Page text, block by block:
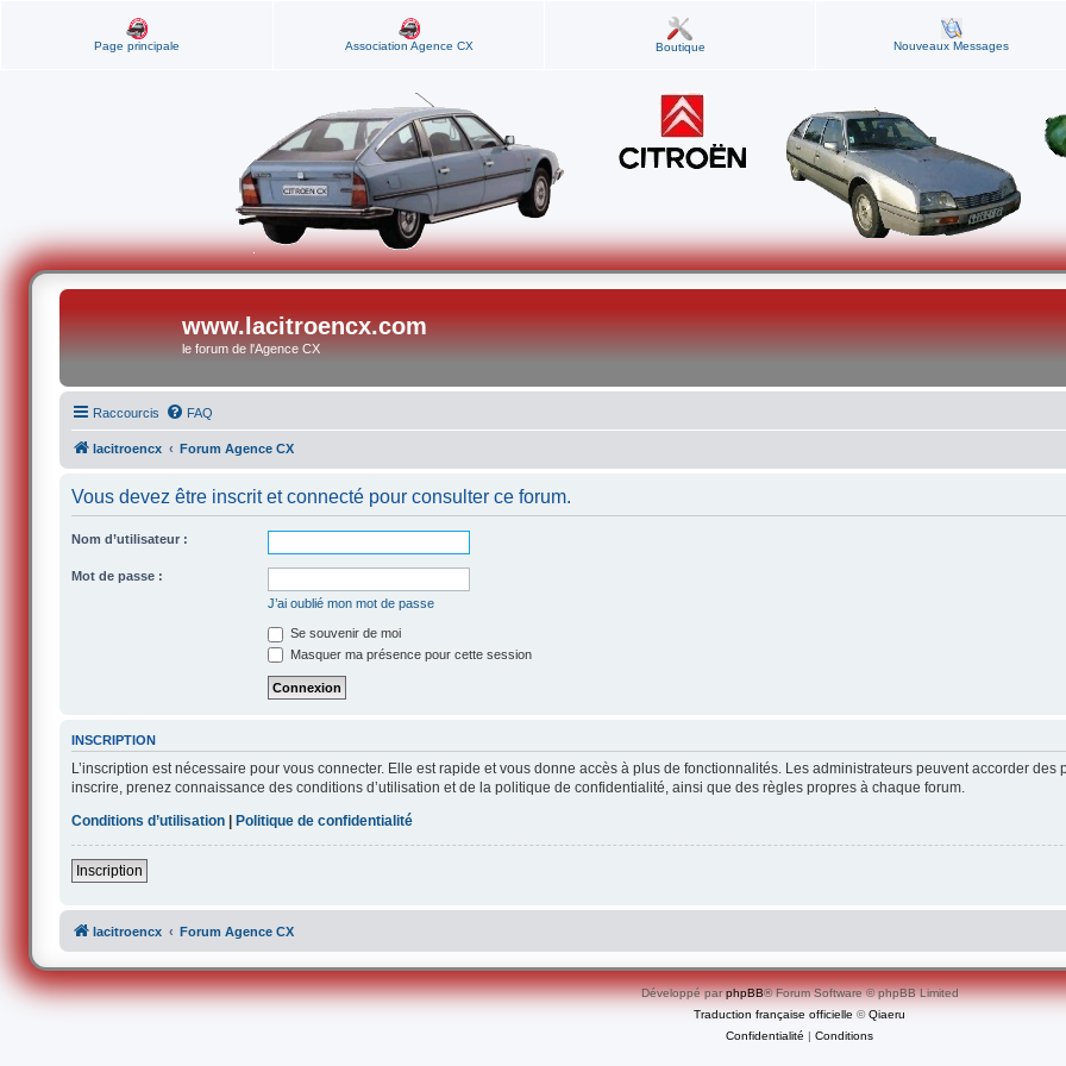
Page principale Association Agence CX Boutique Nouveaux Messages
www.lacitroencx.com
le forum de l'Agence CX
Raccourcis FAQ
lacitroencx Forum Agence CX
Vous devez être inscrit et connecté pour consulter ce forum.
Nom d’utilisateur :
Mot de passe :
J’ai oublié mon mot de passe
Se souvenir de moi
Masquer ma présence pour cette session
INSCRIPTION
L’inscription est nécessaire pour vous connecter. Elle est rapide et vous donne accès à plus de fonctionnalités. Les administrateurs peuvent accorder
inscrire, prenez connaissance des conditions d’utilisation et de la politique de confidentialité, ainsi que des règles propres à chaque forum.
Conditions d’utilisation |Politique de confidentialité
Inscription
lacitroencx Forum Agence CX
Développé parphpBB® Forum Software © phpBB Limited
Traduction française officielle ©Qiaeru
Confidentialité | Conditions